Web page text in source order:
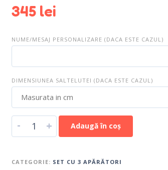
345 lei
NUME/MESAJ PERSONALIZARE (DACA ESTE CAZUL)
DIMENSIUNEA SALTELUTEI (DACA ESTE CAZUL)
- + Adaugă în coș
CATEGORIE: SET CU 3 APĂRĂTORI